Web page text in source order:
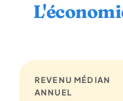
REVENU MÉDIAN
ANNUEL